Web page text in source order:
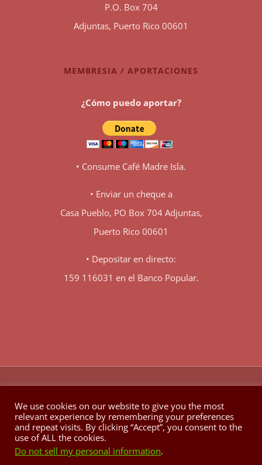
P.O. Box 704
Adjuntas, Puerto Rico 00601
MEMBRESIA / APORTACIONES
¿Cómo puedo aportar?
• Consume Café Madre Isla.
• Enviar un cheque a
Casa Pueblo, PO Box 704 Adjuntas,
Puerto Rico 00601
• Depositar en directo:
159 116031 en el Banco Popular.
Facebook
X YouTubeInstagram
We use cookies on our website to give you the most
relevant experience by remembering your preferences
and repeat visits. By clicking “Accept”, you consent to the
use of ALL the cookies.
Do not sell my personal information.